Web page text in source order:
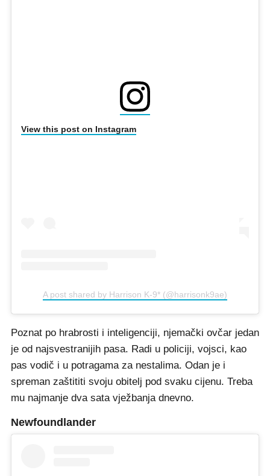
View this post on Instagram
A post shared by Harrison K-9* (@harrisonk9ae)
Poznat po hrabrosti i inteligenciji, njemački ovčar jedan
je od najsvestranijih pasa. Radi u policiji, vojsci, kao
pas vodič i u potragama za nestalima. Odan je i
spreman zaštititi svoju obitelj pod svaku cijenu. Treba
mu najmanje dva sata vježbanja dnevno.
Newfoundlander